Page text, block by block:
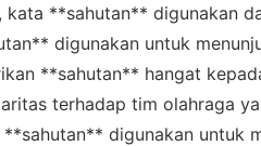
kata **sahutan**
digunakan untuk
**sahutan** hangat
terhadap tim olahraga
digunakan